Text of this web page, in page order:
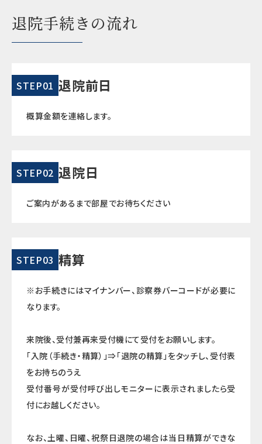
退院手続きの流れ
STEP01 退院前日
概算金額を連絡します。
STEP02 退院日
ご案内があるまで部屋でお待ちください
STEP03 精算
※お手続きにはマイナンバー、診察券バーコードが必要に
なります。
来院後、受付兼再来受付機にて受付をお願いします。
「入院（手続き・精算）」⇒「退院の精算」をタッチし、受付表
をお持ちのうえ
受付番号が受付呼び出しモニターに表示されましたら受
付にお越しください。
なお、土曜、日曜、祝祭日退院の場合は当日精算ができな